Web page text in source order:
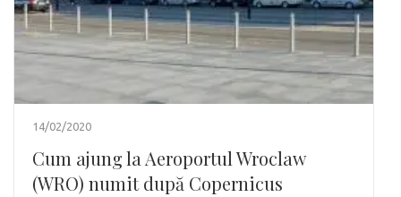
14/02/2020
Cum ajung la Aeroportul Wroclaw
(WRO) numit după Copernicus